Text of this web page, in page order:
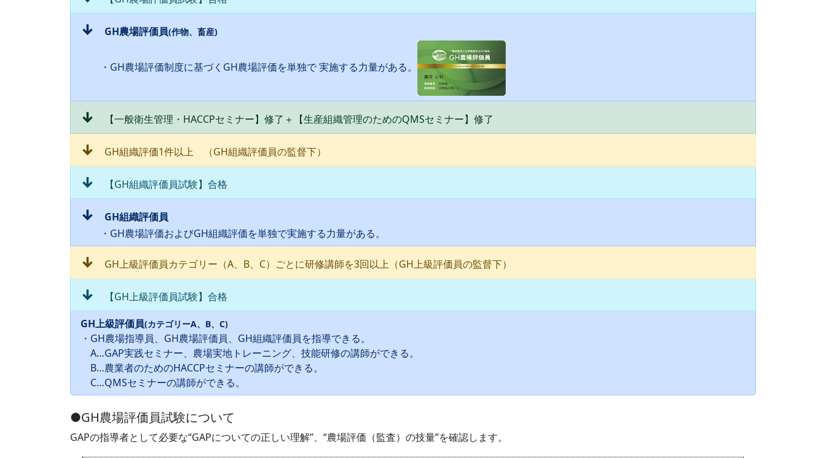
↓ GH農場評価員(作物、畜産)
・GH農場評価制度に基づくGH農場評価を単独で 実施する力量がある。
↓ 【一般衛生管理・HACCPセミナー】修了＋【生産組織管理のためのQMSセミナー】修了
↓ GH組織評価1件以上 （GH組織評価員の監督下）
↓ 【GH組織評価員試験】合格
↓
GH組織評価員
・GH農場評価およびGH組織評価を単独で実施する力量がある。
↓ GH上級評価員カテゴリー（A、B、C）ごとに研修講師を3回以上（GH上級評価員の監督下）
↓
【GH上級評価員試験】合格
GH上級評価員(カテゴリーA、B、C)
・GH農場指導員、GH農場評価員、GH組織評価員を指導できる。
A…GAP実践セミナー、農場実地トレーニング、技能研修の講師ができる。
B…農業者のためのHACCPセミナーの講師ができる。
C…QMSセミナーの講師ができる。
●GH農場評価員試験について
GAPの指導者として必要な“GAPについての正しい理解”、“農場評価（監査）の技量”を確認します。